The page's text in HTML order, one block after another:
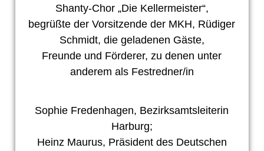
Shanty-Chor „Die Kellermeister“,
begrüßte der Vorsitzende der MKH, Rüdiger
Schmidt, die geladenen Gäste,
Freunde und Förderer, zu denen unter
anderem als Festredner/in
Sophie Fredenhagen, Bezirksamtsleiterin
Harburg;
Heinz Maurus, Präsident des Deutschen